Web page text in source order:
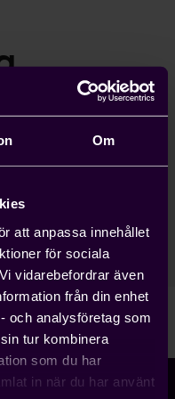
Om
att anpassa innehållet
för sociala
vidarebefordrar även
från din enhet
och analysföretag som
tur kombinera
som du har
in när du har använt